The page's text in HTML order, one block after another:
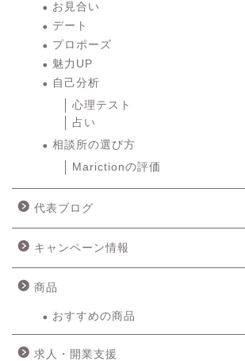
お見合い
デート
プロポーズ
魅力UP
自己分析
心理テスト
占い
相談所の選び方
Marictionの評価
代表ブログ
キャンペーン情報
商品
おすすめの商品
求人・開業支援